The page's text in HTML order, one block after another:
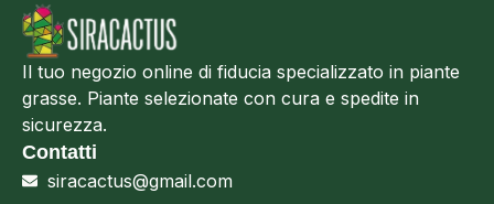
Il tuo negozio online di fiducia specializzato in piante
grasse. Piante selezionate con cura e spedite in
sicurezza.
Contatti
siracactus@gmail.com